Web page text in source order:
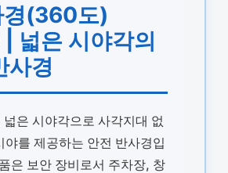
경(360도)
넓은 시야각의
사경
넓은 시야각으로 사각지대 없
를 제공하는 안전 반사경입
은 보안 장비로서 주차장, 창